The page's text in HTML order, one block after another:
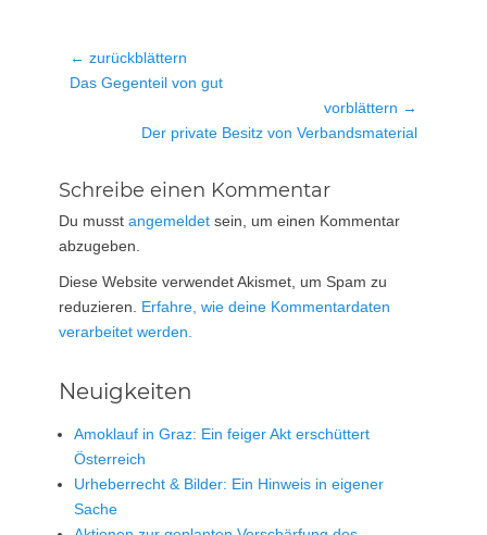
Beitragsnavigation
← zurückblättern
Vorheriger
Das Gegenteil von gut
vorblättern →
Der private Besitz von Verbandsmaterial
Schreibe einen Kommentar
Du musst angemeldet sein, um einen Kommentar
abzugeben.
Diese Website verwendet Akismet, um Spam zu
reduzieren. Erfahre, wie deine Kommentardaten
verarbeitet werden.
Neuigkeiten
Amoklauf in Graz: Ein feiger Akt erschüttert
Österreich
Urheberrecht & Bilder: Ein Hinweis in eigener
Sache